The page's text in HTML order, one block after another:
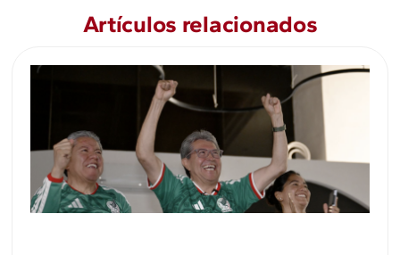
Artículos relacionados